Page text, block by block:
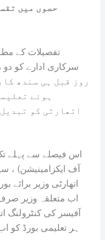
حصوں میں
تفصیلات کے
روز قبل ہی سندھ
ہوئے
اتھارٹی کو
اس فیصلے سے پہلے
آف ایکزامینیشن) ،
اتھارٹی وزیر برائے
اب متعلقہ وزیر
آفیسر کی کنٹرولنگ
ہر تعلیمی بورڈ کو